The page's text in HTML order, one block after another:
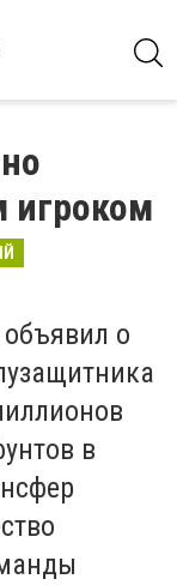
игроком
о
в